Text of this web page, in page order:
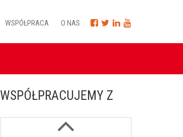
WSPÓŁPRACA O NAS
WSPÓŁPRACUJEMY Z